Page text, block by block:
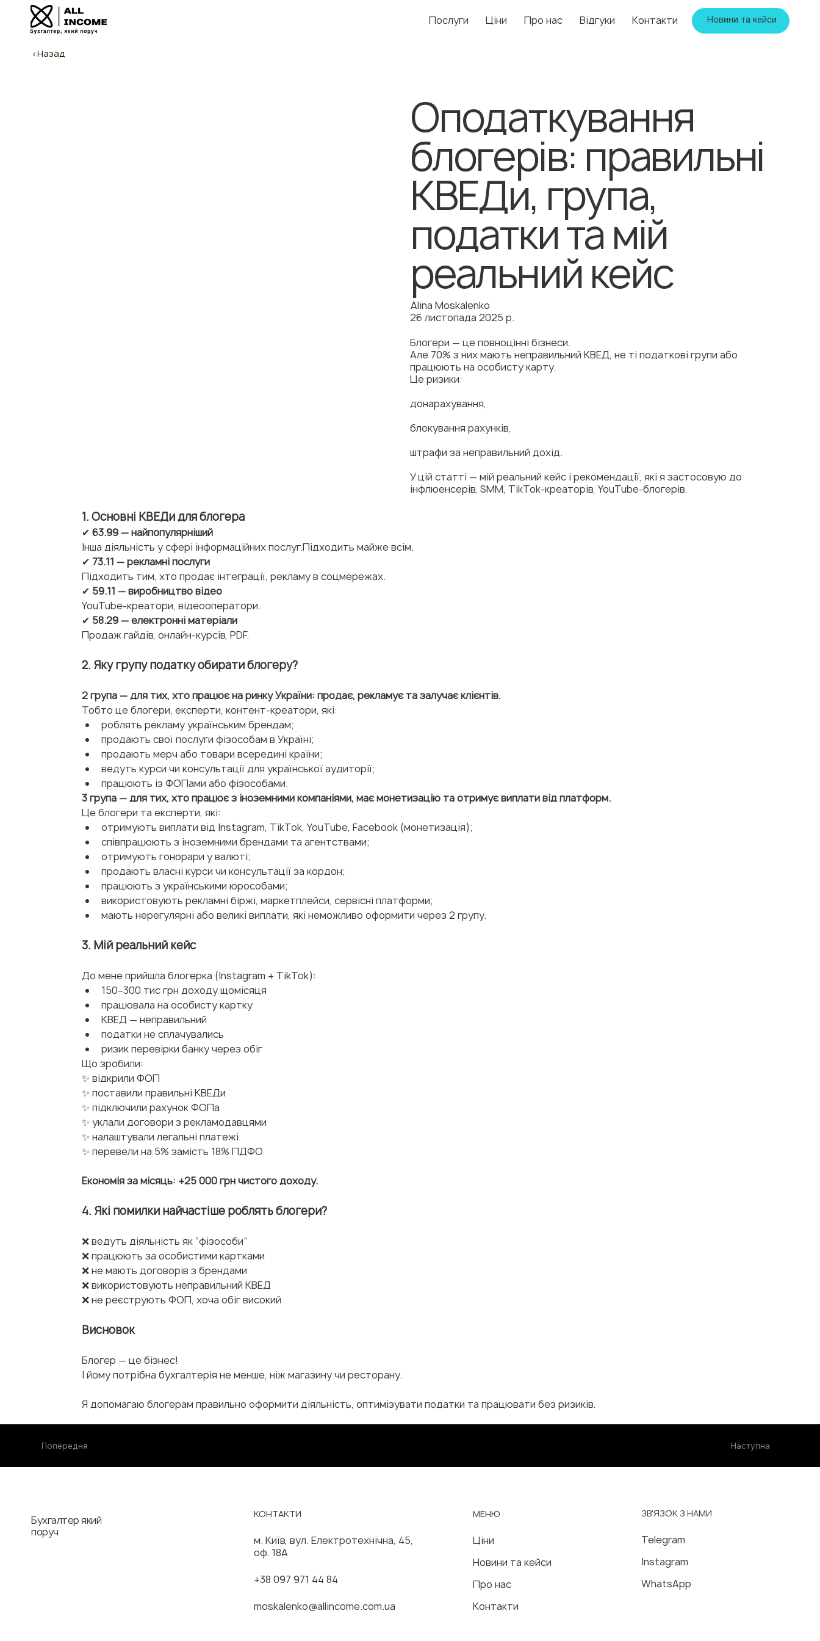
Послуги Ціни Про нас Відгуки Контакти Новини та кейси
<Назад
Оподаткування
блогерів: правильні
КВЕДи, група,
податки та мій
реальний кейс
Alina Moskalenko
26 листопада 2025 р.
Блогери — це повноцінні бізнеси.
Але 70% з них мають неправильний КВЕД, не ті податкові групи або
працюють на особисту карту.
Це ризики:
донарахування,
блокування рахунків,
штрафи за неправильний дохід.
У цій статті — мій реальний кейс і рекомендації, які я застосовую до
інфлюенсерів, SMM, TikTok-креаторів, YouTube-блогерів.
1. Основні КВЕДи для блогера
✔ 63.99 — найпопулярніший
Інша діяльність у сфері інформаційних послуг.Підходить майже всім.
✔ 73.11 — рекламні послуги
Підходить тим, хто продає інтеграції, рекламу в соцмережах.
✔ 59.11 — виробництво відео
YouTube-креатори, відеооператори.
✔ 58.29 — електронні матеріали
Продаж гайдів, онлайн-курсів, PDF.
2. Яку групу податку обирати блогеру?
2 група — для тих, хто працює на ринку України: продає, рекламує та залучає клієнтів.
Тобто це блогери, експерти, контент-креатори, які:
роблять рекламу українським брендам;
продають свої послуги фізособам в Україні;
продають мерч або товари всередині країни;
ведуть курси чи консультації для української аудиторії;
працюють із ФОПами або фізособами.
3 група — для тих, хто працює з іноземними компаніями, має монетизацію та отримує виплати від платформ.
Це блогери та експерти, які:
отримують виплати від Instagram, TikTok, YouTube, Facebook (монетизація);
співпрацюють з іноземними брендами та агентствами;
отримують гонорари у валюті;
продають власні курси чи консультації за кордон;
працюють з українськими юрособами;
використовують рекламні біржі, маркетплейси, сервісні платформи;
мають нерегулярні або великі виплати, які неможливо оформити через 2 групу.
3. Мій реальний кейс
До мене прийшла блогерка (Instagram + TikTok):
150–300 тис грн доходу щомісяця
працювала на особисту картку
КВЕД — неправильний
податки не сплачувались
ризик перевірки банку через обіг
Що зробили:
✨ відкрили ФОП
✨ поставили правильні КВЕДи
✨ підключили рахунок ФОПа
✨ уклали договори з рекламодавцями
✨ налаштували легальні платежі
✨ перевели на 5% замість 18% ПДФО
Економія за місяць: +25 000 грн чистого доходу.
4. Які помилки найчастіше роблять блогери?
❌ ведуть діяльність як “фізособи”
❌ працюють за особистими картками
❌ не мають договорів з брендами
❌ використовують неправильний КВЕД
❌ не реєструють ФОП, хоча обіг високий
Висновок
Блогер — це бізнес!
І йому потрібна бухгалтерія не менше, ніж магазину чи ресторану.
Я допомагаю блогерам правильно оформити діяльність, оптимізувати податки та працювати без ризиків.
Наступна
Попередня
Бухгалтер який
поруч
КОНТАКТИ
м. Київ, вул. Електротехнічна, 45,
оф. 18А
+38 097 971 44 84
moskalenko@allincome.com.ua
МЕНЮ
Ціни
Новини та кейси
Про нас
Контакти
ЗВ'ЯЗОК З НАМИ
Telegram
Instagram
WhatsApp